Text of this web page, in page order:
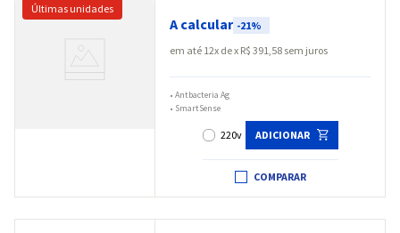
A calcular -21%
em até 12 x R$ 391,58 sem juros
• Antbacteria Ag
• SmartSense
COMPARAR
220v ADICIONAR